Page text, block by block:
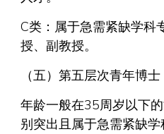
C类：属于急需紧缺学科
授、副教授。
（五）第五层次青年博士
年龄一般在35周岁以下
别突出且属于急需紧缺